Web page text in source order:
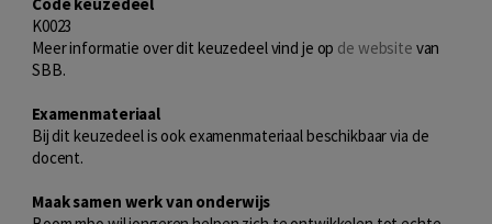
K0023
Meer informatie over dit keuzedeel vind je op de website van
SBB.
Examenmateriaal
Bij dit keuzedeel is ook examenmateriaal beschikbaar via de
docent.
Maak samen werk van onderwijs